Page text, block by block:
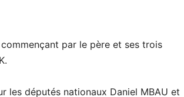
par le père et ses trois
les députés nationaux Daniel MBAU et